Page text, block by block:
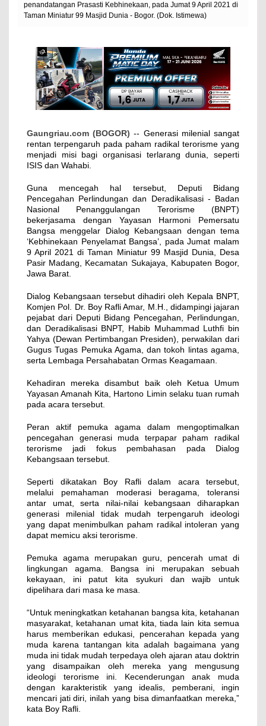
penandatangan Prasasti Kebhinekaan, pada Jumat 9 April 2021 di
Taman Miniatur 99 Masjid Dunia - Bogor. (Dok. Istimewa)
Gaungriau.com (BOGOR)-- Generasi milenial sangat
rentan terpengaruh pada paham radikal terorisme yang
menjadi misi bagi organisasi terlarang dunia, seperti
ISIS dan Wahabi.
Guna mencegah hal tersebut, Deputi Bidang
Pencegahan Perlindungan dan Deradikalisasi - Badan
Nasional Penanggulangan Terorisme (BNPT)
bekerjasama dengan Yayasan Harmoni Pemersatu
Bangsa menggelar Dialog Kebangsaan dengan tema
‘Kebhinekaan Penyelamat Bangsa’, pada Jumat malam
9 April 2021 di Taman Miniatur 99 Masjid Dunia, Desa
Pasir Madang, Kecamatan Sukajaya, Kabupaten Bogor,
Jawa Barat.
Dialog Kebangsaan tersebut dihadiri oleh Kepala BNPT,
Komjen Pol. Dr. Boy Rafli Amar, M.H., didampingi jajaran
pejabat dari Deputi Bidang Pencegahan, Perlindungan,
dan Deradikalisasi BNPT, Habib Muhammad Luthfi bin
Yahya (Dewan Pertimbangan Presiden), perwakilan dari
Gugus Tugas Pemuka Agama, dan tokoh lintas agama,
serta Lembaga Persahabatan Ormas Keagamaan.
Kehadiran mereka disambut baik oleh Ketua Umum
Yayasan Amanah Kita, Hartono Limin selaku tuan rumah
pada acara tersebut.
Peran aktif pemuka agama dalam mengoptimalkan
pencegahan generasi muda terpapar paham radikal
terorisme jadi fokus pembahasan pada Dialog
Kebangsaan tersebut.
Seperti dikatakan Boy Rafli dalam acara tersebut,
melalui pemahaman moderasi beragama, toleransi
antar umat, serta nilai-nilai kebangsaan diharapkan
generasi milenial tidak mudah terpengaruh ideologi
yang dapat menimbulkan paham radikal intoleran yang
dapat memicu aksi terorisme.
Pemuka agama merupakan guru, pencerah umat di
lingkungan agama. Bangsa ini merupakan sebuah
kekayaan, ini patut kita syukuri dan wajib untuk
dipelihara dari masa ke masa.
“Untuk meningkatkan ketahanan bangsa kita, ketahanan
masyarakat, ketahanan umat kita, tiada lain kita semua
harus memberikan edukasi, pencerahan kepada yang
muda karena tantangan kita adalah bagaimana yang
muda ini tidak mudah terpedaya oleh ajaran atau doktrin
yang disampaikan oleh mereka yang mengusung
ideologi terorisme ini. Kecenderungan anak muda
dengan karakteristik yang idealis, pemberani, ingin
mencari jati diri, inilah yang bisa dimanfaatkan mereka,”
kata Boy Rafli.